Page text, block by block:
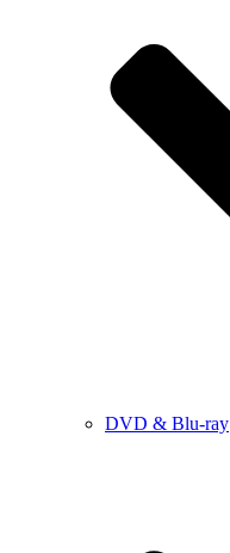
DVD & Blu-ray